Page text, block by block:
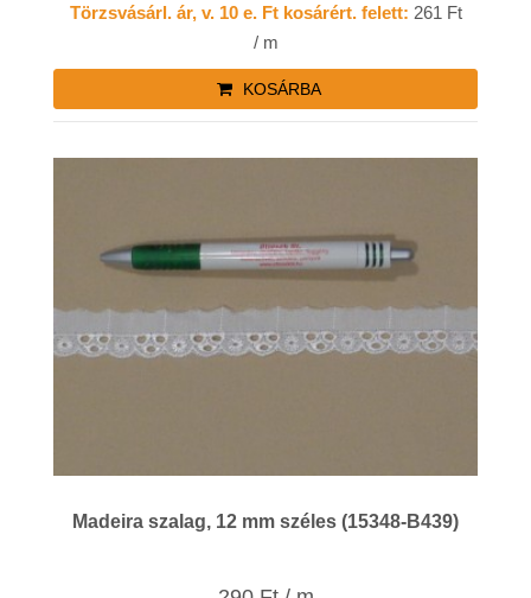
Törzsvásárl. ár, v. 10 e. Ft kosárért. felett: 261 Ft
/ m
KOSÁRBA
Madeira szalag, 12 mm széles (15348-B439)